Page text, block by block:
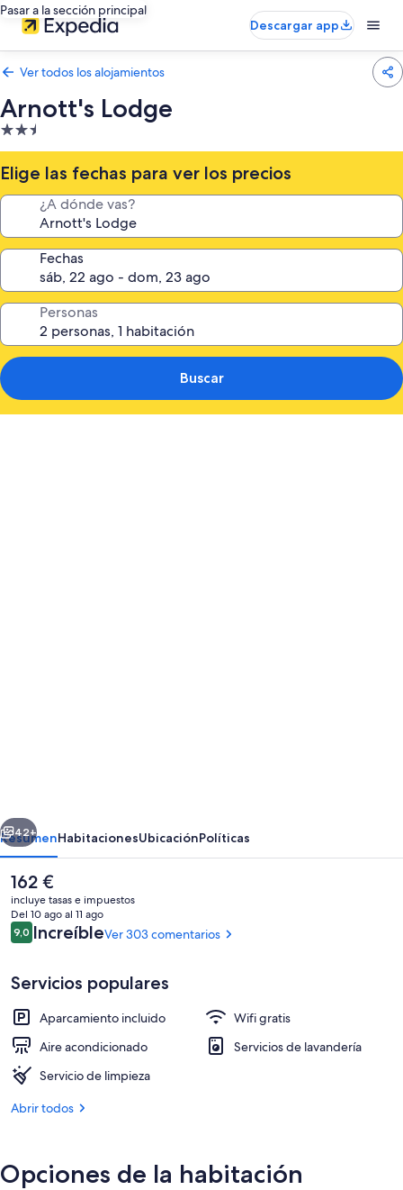
Pasar a la sección principal
Descargar app
Ver todos los alojamientos
Arnott's Lodge
Alojamiento
de
2.5 estrellas
Elige las fechas para ver los precios
¿A dónde vas?
Fechas
Personas
Buscar
Habitación básica con 2 camas
Siguiente
42+
ResumenHabitacionesUbicaciónPolíticas
El
precio
actual
es
de
162 €
incluye tasas e impuestos
Del 10 ago al 11 ago
Comentarios
9,09,0 de 10
IncreíbleVer 303 comentarios
Servicios populares
Aparcamiento incluido
Wifi gratis
Aire acondicionado
Servicios de lavandería
Servicio de limpieza
Abrir todos
Opciones de la habitación